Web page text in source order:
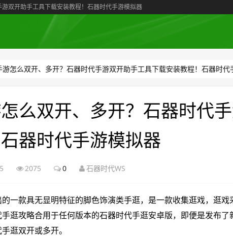
双开助手工具下载安装教程！石器时代手游模拟器
游怎么双开、多开？石器时代手游双开助手工具下载安装教程！石器时代
么双开、多开？石器时代
器时代手游模拟器
2075 0 石器时代WS
款具无显明特征的脚色饰演类手逛，是一款收集逛戏，逛戏
逛攻略合用于任何版本的石器时代手逛安卓版，即便是发布
逛双开或多开。